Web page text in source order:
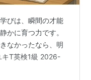
びは、瞬間の才能
かに育つ力です。
なかったなら、明
キT英検1級 2026-